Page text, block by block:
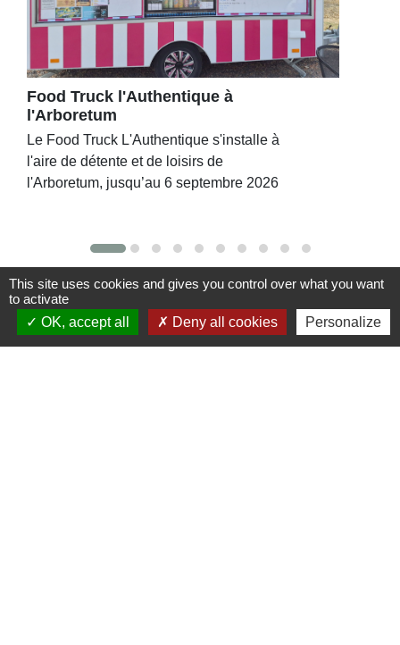
Food Truck l'Authentique à
l'Arboretum
Le Food Truck L'Authentique s'installe à
l'aire de détente et de loisirs de
l'Arboretum, jusqu’au 6 septembre 2026
Contacts
This site uses cookies and gives you control over what you want
to activate
OK, accept all
Deny all cookies Personalize